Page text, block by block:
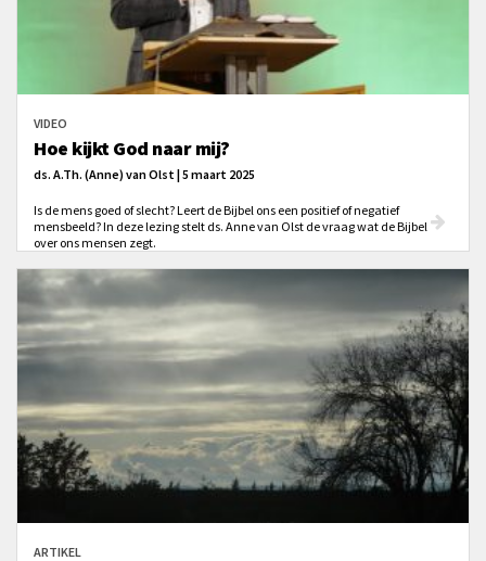
VIDEO
Hoe kijkt God naar mij?
ds. A.Th. (Anne) van Olst | 5 maart 2025
Is de mens goed of slecht? Leert de Bijbel ons een positief of negatief
mensbeeld? In deze lezing stelt ds. Anne van Olst de vraag wat de Bijbel
over ons mensen zegt.
ARTIKEL